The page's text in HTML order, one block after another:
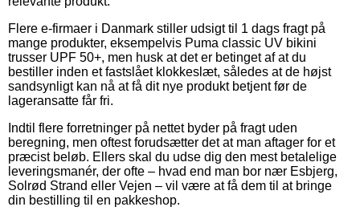
Flere e-firmaer i Danmark stiller udsigt til 1 dags fragt på
mange produkter, eksempelvis Puma classic UV bikini
trusser UPF 50+, men husk at det er betinget af at du
bestiller inden et fastslået klokkeslæt, således at de højst
sandsynligt kan nå at få dit nye produkt betjent før de
lageransatte får fri.
Indtil flere forretninger på nettet byder på fragt uden
beregning, men oftest forudsætter det at man aftager for et
præcist beløb. Ellers skal du udse dig den mest betalelige
leveringsmanér, der ofte – hvad end man bor nær Esbjerg,
Solrød Strand eller Vejen – vil være at få dem til at bringe
din bestilling til en pakkeshop.